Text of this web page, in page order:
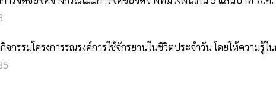
รรมโครงการรณรงค์การใช้จักรยานในชีวิตประจำวัน โดยให้ความรู้